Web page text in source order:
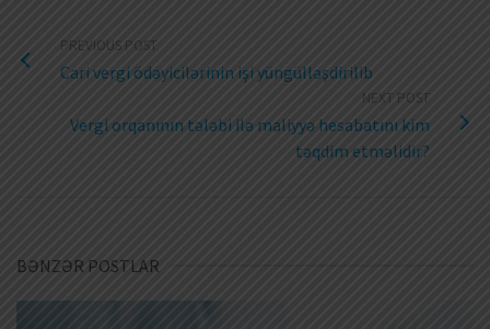
PREVIOUS POST
Cari vergi ödəyicilərinin işi yüngülləşdirilib
NEXT POST
Vergi orqanının tələbi ilə maliyyə hesabatını kim
təqdim etməlidir?
BƏNZƏR POSTLAR